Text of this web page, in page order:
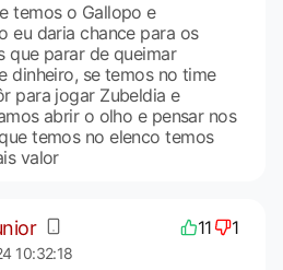
temos o Gallopo e
eu daria chance para os
que parar de queimar
dinheiro, se temos no time
para jogar Zubeldia e
abrir o olho e pensar nos
temos no elenco temos
valor
11 1
10:32:18